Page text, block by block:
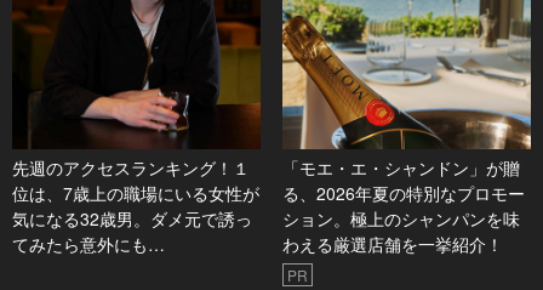
先週のアクセスランキング！１
位は、7歳上の職場にいる女性が
気になる32歳男。ダメ元で誘っ
てみたら意外にも…
「モエ・エ・シャンドン」が贈
る、2026年夏の特別なプロモー
ション。極上のシャンパンを味
わえる厳選店舗を一挙紹介！
PR